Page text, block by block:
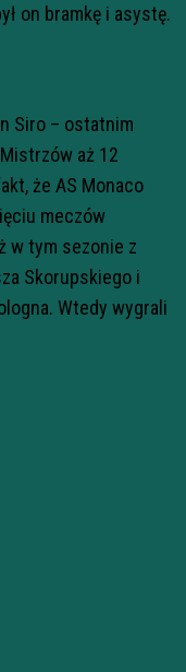
on bramkę i asystę.
Siro – ostatnim
aż 12
że AS Monaco
meczów
w tym sezonie z
Skorupskiego i
Wtedy wygrali